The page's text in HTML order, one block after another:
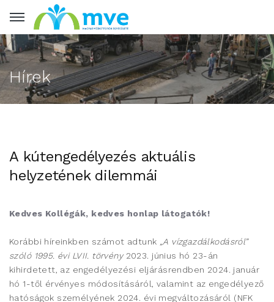
Hírek
A kútengedélyezés aktuális
helyzetének dilemmái
Kedves Kollégák, kedves honlap látogatók!
Korábbi híreinkben számot adtunk
„A vízgazdálkodásról”
szóló 1995. évi LVII. törvény2023. június hó 23-án
kihirdetett, az engedélyezési eljárásrendben 2024. január
hó 1-től érvényes módosításáról, valamint az engedélyező
hatóságok személyének 2024. évi megváltozásáról (NFK